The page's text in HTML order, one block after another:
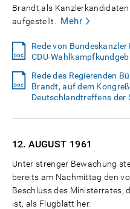
Brandt als
aufgestellt.
Mehr
Rede von
CDU-
Rede des Regierenden
Brandt, auf dem
Deutschlandtreffens der
12. AUGUST 1961
Unter strenger Bewachung
bereits am Nachmittag den
Beschluss des Ministerrates,
ist, als Flugblatt her.